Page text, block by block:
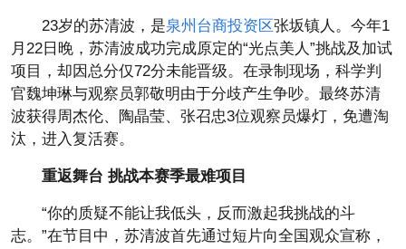
23岁的苏清波，是泉州台商投资区张坂镇人。今年1
月22日晚，苏清波成功完成原定的“光点美人”挑战及加试
项目，却因总分仅72分未能晋级。在录制现场，科学判
官魏坤琳与观察员郭敬明由于分歧产生争吵。最终苏清
波获得周杰伦、陶晶莹、张召忠3位观察员爆灯，免遭淘
汰，进入复活赛。
重返舞台 挑战本赛季最难项目
“你的质疑不能让我低头，反而激起我挑战的斗
志。”在节目中，苏清波首先通过短片向全国观众宣称，